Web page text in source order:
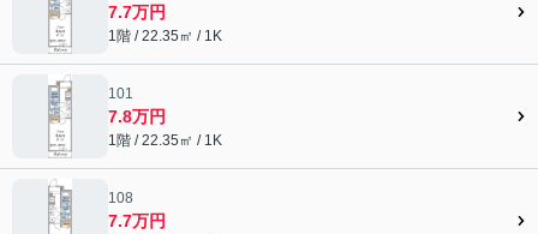
7.7万円
1階 / 22.35㎡ / 1K
101
7.8万円
1階 / 22.35㎡ / 1K
108
7.7万円